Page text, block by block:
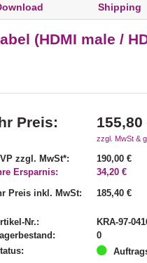
Shipping
(HDMI male /
Preis: 155,80
zzgl. MwSt &
zzgl. MwSt*:
190,00 €
Ersparnis:
34,20 €
Preis inkl. MwSt:
185,40 €
Nr.:
KRA-97-
0